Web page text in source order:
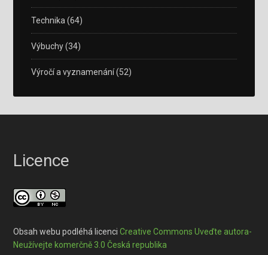
Technika (64)
Výbuchy(34)
Výročí a vyznamenání(52)
Licence
Obsah webu podléhá licenciCreative Commons Uveďte autora-
Neužívejte komerčně 3.0 Česká republika